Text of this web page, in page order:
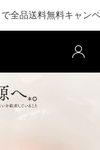
全品送料無料キャン